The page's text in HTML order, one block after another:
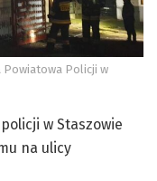
Powiatowa Policji w
w Staszowie
na ulicy